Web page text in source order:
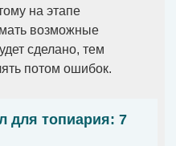
на этапе
возможные
сделано, тем
потом ошибок.
для топиария: 7